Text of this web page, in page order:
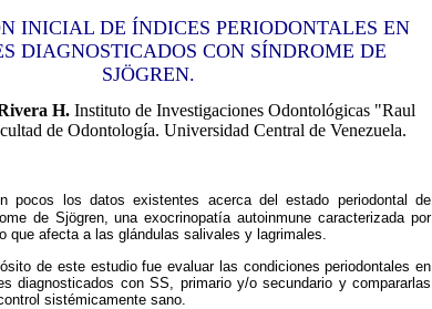
INICIAL DE ÍNDICES PERIODONTALES EN
DIAGNOSTICADOS CON SÍNDROME DE
SJÖGREN.
H. Instituto de Investigaciones Odontológicas "Raul
de Odontología. Universidad Central de Venezuela.
pocos los datos existentes acerca del estado periodontal de
de Sjögren, una exocrinopatía autoinmune caracterizada por
que afecta a las glándulas salivales y lagrimales.
de este estudio fue evaluar las condiciones periodontales en
diagnosticados con SS, primario y/o secundario y compararlas
sistémicamente sano.